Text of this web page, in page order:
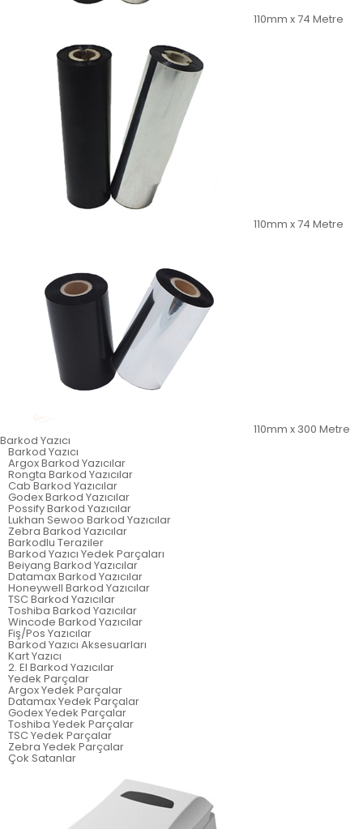
110mm x 74 Metre
110mm x 74 Metre
110mm x 300 Metre
Barkod Yazıcı
Barkod Yazıcı
Argox Barkod Yazıcılar
Rongta Barkod Yazıcılar
Cab Barkod Yazıcılar
Godex Barkod Yazıcılar
Possify Barkod Yazıcılar
Lukhan Sewoo Barkod Yazıcılar
Zebra Barkod Yazıcılar
Barkodlu Teraziler
Barkod Yazıcı Yedek Parçaları
Beiyang Barkod Yazıcılar
Datamax Barkod Yazıcılar
Honeywell Barkod Yazıcılar
TSC Barkod Yazıcılar
Toshiba Barkod Yazıcılar
Wincode Barkod Yazıcılar
Fiş/Pos Yazıcılar
Barkod Yazıcı Aksesuarları
Kart Yazıcı
2. El Barkod Yazıcılar
Yedek Parçalar
Argox Yedek Parçalar
Datamax Yedek Parçalar
Godex Yedek Parçalar
Toshiba Yedek Parçalar
TSC Yedek Parçalar
Zebra Yedek Parçalar
Çok Satanlar